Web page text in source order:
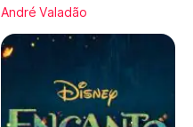
André Valadão